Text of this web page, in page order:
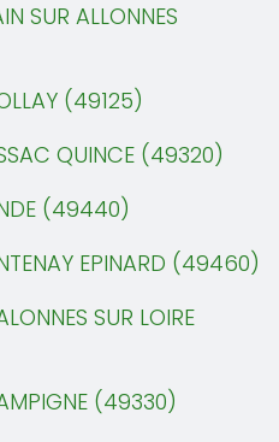
SUR ALLONNES
(49125)
QUINCE (49320)
(49440)
EPINARD (49460)
SUR LOIRE
(49330)